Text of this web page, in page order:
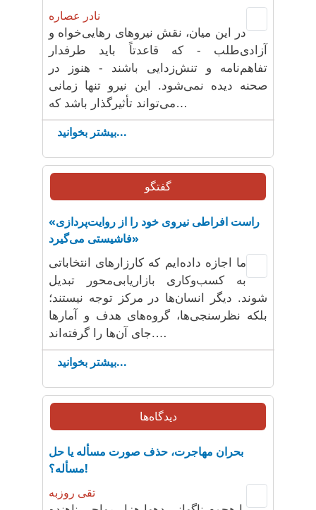
نادر عصاره
در این میان، نقش نیروهای رهایی‌خواه و
آزادی‌طلب - که قاعدتاً باید طرفدار
تفاهم‌نامه و تنش‌زدایی باشند - هنوز در
صحنه دیده نمی‌شود. این نیرو تنها زمانی
می‌تواند تأثیرگذار باشد که…
بیشتر بخوانید...
گفتگو
«راست افراطی نیروی خود را از روایت‌پردازی
فاشیستی می‌گیرد»
ما اجازه داده‌ایم که کارزارهای انتخاباتی
به کسب‌وکاری بازاریابی‌محور تبدیل
شوند. دیگر انسان‌ها در مرکز توجه نیستند؛
بلکه نظرسنجی‌ها، گروه‌های هدف و آمارها
جای آن‌ها را گرفته‌اند.…
بیشتر بخوانید...
دیدگاه‌ها
بحران مهاجرت‌، حذف صورت مسأله یا حل
مسأله؟!
تقی روزبه